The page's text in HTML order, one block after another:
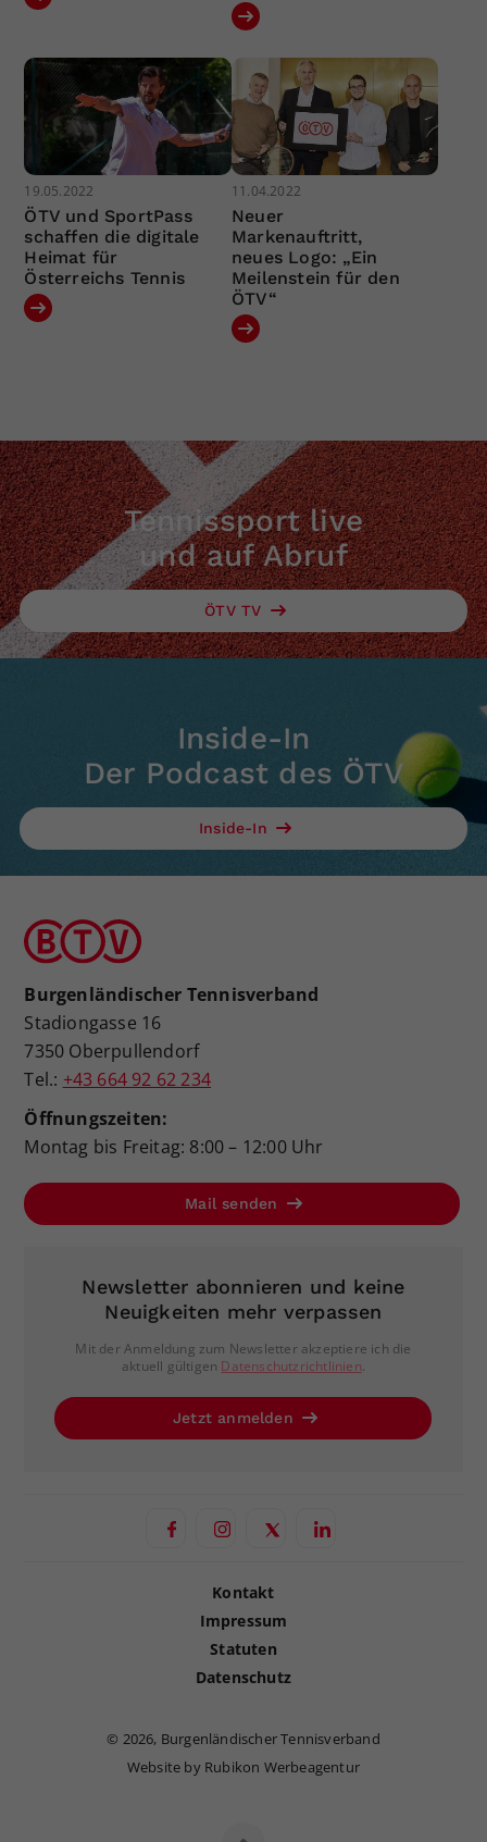
19.05.2022
ÖTV und SportPass
schaffen die digitale
Heimat für
Österreichs Tennis
11.04.2022
Neuer
Markenauftritt,
neues Logo: „Ein
Meilenstein für den
ÖTV“
Tennissport live
und auf Abruf
ÖTV TV
Inside-In
Der Podcast des ÖTV
Inside-In
Burgenländischer Tennisverband
Stadiongasse 16
7350 Oberpullendorf
Tel.: +43 664 92 62 234
Öffnungszeiten:
Montag bis Freitag: 8:00 – 12:00 Uhr
Mail senden
Newsletter abonnieren und keine
Neuigkeiten mehr verpassen
Mit der Anmeldung zum Newsletter akzeptiere ich die
aktuell gültigen Datenschutzrichtlinien.
Jetzt anmelden
Kontakt
Impressum
Statuten
Datenschutz
© 2026, Burgenländischer Tennisverband
Website by Rubikon Werbeagentur